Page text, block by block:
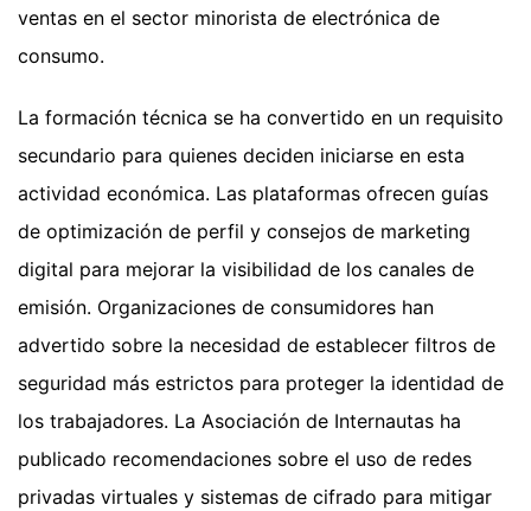
ventas en el sector minorista de electrónica de
consumo.
La formación técnica se ha convertido en un requisito
secundario para quienes deciden iniciarse en esta
actividad económica. Las plataformas ofrecen guías
de optimización de perfil y consejos de marketing
digital para mejorar la visibilidad de los canales de
emisión. Organizaciones de consumidores han
advertido sobre la necesidad de establecer filtros de
seguridad más estrictos para proteger la identidad de
los trabajadores. La Asociación de Internautas ha
publicado recomendaciones sobre el uso de redes
privadas virtuales y sistemas de cifrado para mitigar